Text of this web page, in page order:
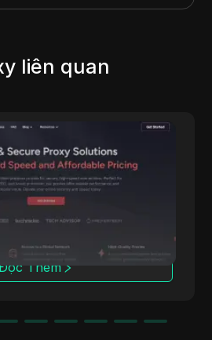
liên quan
bật là sự lựa chọn hàng
nghiệp và người dùng cá
bảo mật và hiệu quả
web, thu thập thông tin
IpnProxy.com cung
đáp ứng đa dạng nhu cầu
được sự chú ý của bạn.
Thêm